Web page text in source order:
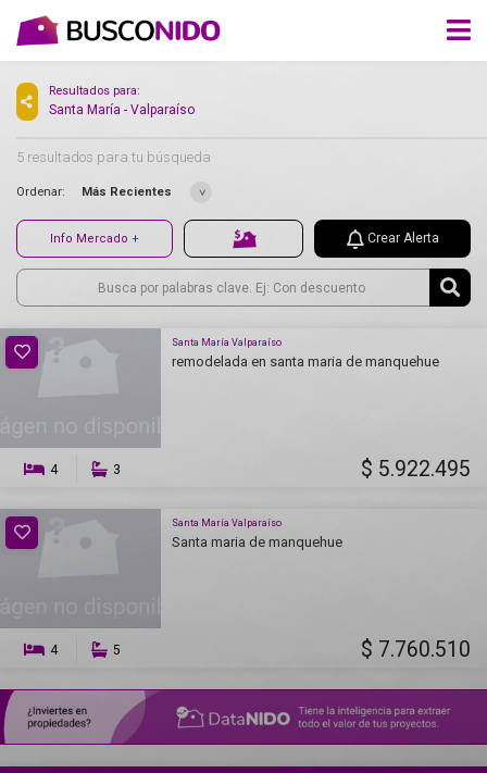
Resultados para:
Santa María - Valparaíso
5 resultados para tu búsqueda
Ordenar: Más Recientes
Info Mercado + Crear Alerta
Santa María Valparaíso
remodelada en santa maria de manquehue
4 3 $ 5.922.495
Santa María Valparaíso
Santa maria de manquehue
4 5 $ 7.760.510